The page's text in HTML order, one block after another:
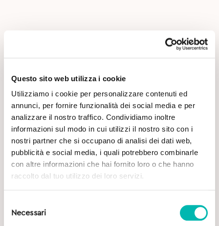
Questo sito web utilizza i cookie
Utilizziamo i cookie per personalizzare contenuti ed
annunci, per fornire funzionalità dei social media e per
analizzare il nostro traffico. Condividiamo inoltre
informazioni sul modo in cui utilizzi il nostro sito con i
nostri partner che si occupano di analisi dei dati web,
pubblicità e social media, i quali potrebbero combinarle
con altre informazioni che hai fornito loro o che hanno
raccolto dal tuo utilizzo dei loro servizi.
delNecessari